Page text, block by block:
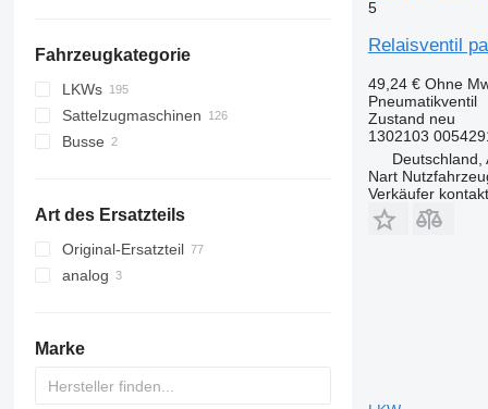
Fahrzeugkategorie
LKWs
Sattelzugmaschinen
Busse
Art des Ersatzteils
Original-Ersatzteil
analog
Marke
5
Relaisventil
49,24 € Ohne
Pneumatikventil
Zustand neu
1302103
Deutschland,
Nart
Verkäufer